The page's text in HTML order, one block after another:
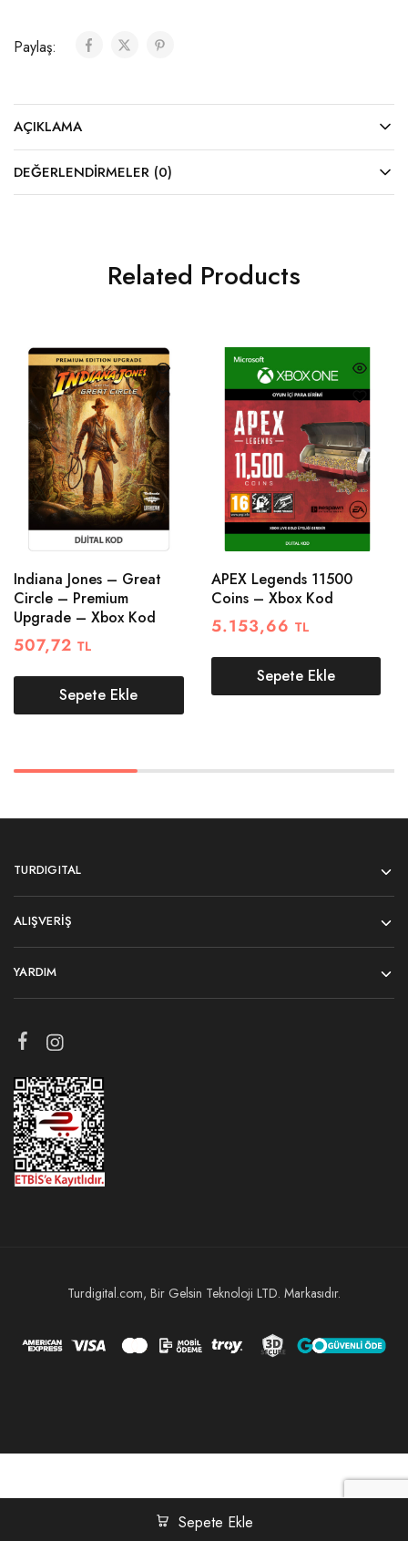
Paylaş:
AÇIKLAMA
DEĞERLENDIRMELER (0)
Related Products
Indiana Jones – Great
Circle – Premium
Upgrade – Xbox Kod
507,72 TL
Sepete Ekle
APEX Legends 11500
Coins – Xbox Kod
5.153,66 TL
Sepete Ekle
TURDIGITAL
ALIŞVERIŞ
YARDIM
Turdigital.com, Bir Gelsin Teknoloji LTD. Markasıdır.
Sepete Ekle